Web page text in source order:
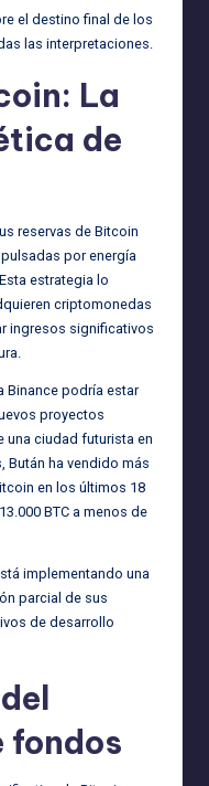
el destino final de los
las interpretaciones.
La
de
reservas de Bitcoin
por energía
estrategia lo
criptomonedas
ingresos significativos
Binance podría estar
proyectos
una ciudad futurista en
Bután ha vendido más
en los últimos 18
BTC a menos de
implementando una
parcial de sus
de desarrollo
fondos